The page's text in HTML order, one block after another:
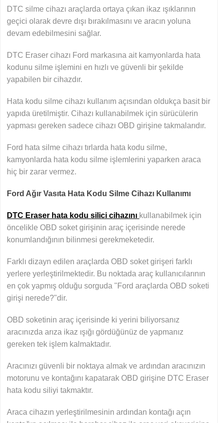
DTC silme cihazı araçlarda ortaya çıkan ikaz ışıklarının
geçici olarak devre dışı bırakılmasını ve aracın yoluna
devam edebilmesini sağlar.
DTC Eraser cihazı Ford markasına ait kamyonlarda hata
kodunu silme işlemini en hızlı ve güvenli bir şekilde
yapabilen bir cihazdır.
Hata kodu silme cihazı kullanım açısından oldukça basit bir
yapıda üretilmiştir. Cihazı kullanabilmek için sürücülerin
yapması gereken sadece cihazı OBD girişine takmalarıdır.
Ford hata silme cihazı tırlarda hata kodu silme,
kamyonlarda hata kodu silme işlemlerini yaparken araca
hiç bir zarar vermez.
Ford Ağır Vasıta Hata Kodu Silme Cihazı Kullanımı
DTC Eraser hata kodu silici cihazını kullanabilmek için
öncelikle OBD soket girişinin araç içerisinde nerede
konumlandığının bilinmesi gerekmeketedir.
Farklı dizayn edilen araçlarda OBD soket girişeri farklı
yerlere yerleştirilmektedir. Bu noktada araç kullanıcılarının
en çok yapmış olduğu sorguda "Ford araçlarda OBD soketi
girişi nerede?"dir.
OBD soketinin araç içerisinde ki yerini biliyorsanız
aracınızda arıza ikaz ışığı gördüğünüz de yapmanız
gereken tek işlem kalmaktadır.
Aracınızı güvenli bir noktaya almak ve ardından aracınızın
motorunu ve kontağını kapatarak OBD girişine DTC Eraser
hata kodu siliyi takmaktır.
Araca cihazın yerleştirilmesinin ardından kontağı açın